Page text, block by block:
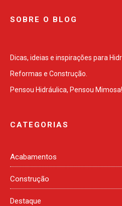
SOBRE O BLOG
Dicas, ideias e inspirações para
Reformas e Construção.
Pensou Hidráulica, Pensou Mimosa!
CATEGORIAS
Acabamentos
Construção
Destaque